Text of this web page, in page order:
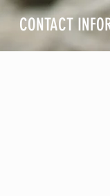
CONTACT